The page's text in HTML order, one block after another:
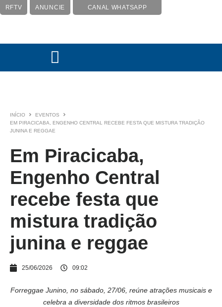
RFTV ANUNCIE CANAL WHATSAPP
INÍCIO
EVENTOS
EM PIRACICABA, ENGENHO CENTRAL RECEBE FESTA QUE MISTURA TRADIÇÃO
JUNINA E REGGAE
Em Piracicaba,
Engenho Central
recebe festa que
mistura tradição
junina e reggae
25/06/2026 09:02
Forreggae Junino, no sábado, 27/06, reúne atrações musicais e
celebra a diversidade dos ritmos brasileiros